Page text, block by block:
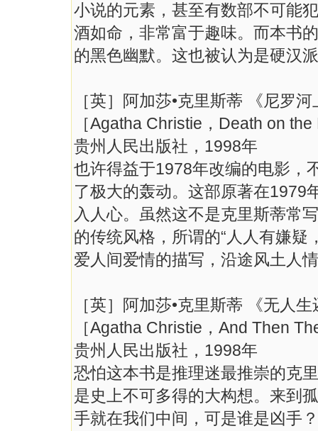
小说的元素，甚至有数部不可能
酒如命，非常富于趣味。而本书
的黑色幽默。这也被认为是硬汉
［英］阿加莎•克里斯蒂 《尼罗
［Agatha Christie，Death on
贵州人民出版社，1998年
也许得益于1978年改编的电影，
了极大的轰动。这部原著在1979
入人心。虽然这不是克里斯蒂常
的传统风格，所谓的“人人有嫌疑
爱人间爱情的描写，沿途风土人
［英］阿加莎•克里斯蒂 《无人生
［Agatha Christie，And Then
贵州人民出版社，1998年
恐怕这本书是推理迷最推崇的克
是史上不可多得的大构想。来到
手就在我们中间，可是谁是凶手